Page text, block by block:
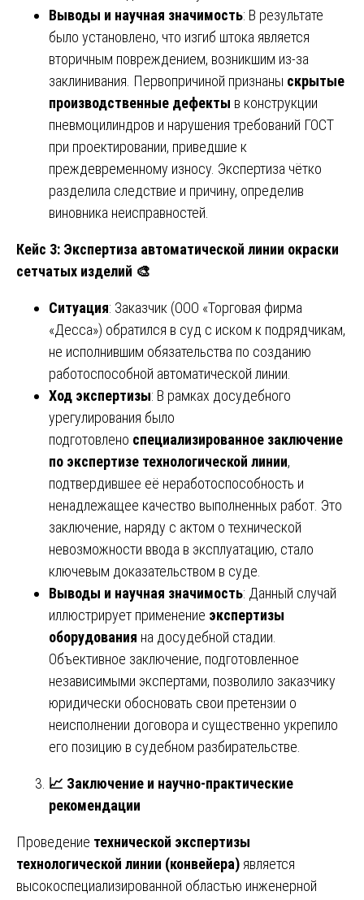
Выводы и научная значимость: В результате
было установлено, что изгиб штока является
вторичным повреждением, возникшим из-за
заклинивания. Первопричиной признаны скрытые
производственные дефекты в конструкции
пневмоцилиндров и нарушения требований ГОСТ
при проектировании, приведшие к
преждевременному износу. Экспертиза чётко
разделила следствие и причину, определив
виновника неисправностей.
Кейс 3: Экспертиза автоматической линии окраски
сетчатых изделий 🎨
Ситуация: Заказчик (ООО «Торговая фирма
«Десса») обратился в суд с иском к подрядчикам,
не исполнившим обязательства по созданию
работоспособной автоматической линии.
Ход экспертизы: В рамках досудебного
урегулирования было
подготовлено специализированное заключение
по экспертизе технологической линии,
подтвердившее её неработоспособность и
ненадлежащее качество выполненных работ. Это
заключение, наряду с актом о технической
невозможности ввода в эксплуатацию, стало
ключевым доказательством в суде.
Выводы и научная значимость: Данный случай
иллюстрирует применение экспертизы
оборудования на досудебной стадии.
Объективное заключение, подготовленное
независимыми экспертами, позволило заказчику
юридически обосновать свои претензии о
неисполнении договора и существенно укрепило
его позицию в судебном разбирательстве.
📈 Заключение и научно-практические
рекомендации
Проведение технической экспертизы
технологической линии (конвейера) является
высокоспециализированной областью инженерной